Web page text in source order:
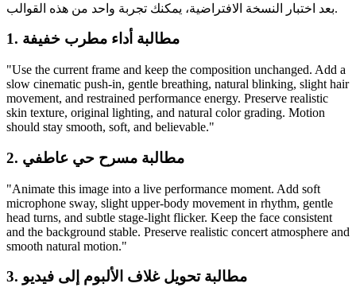
بعد اختبار النسخة الافتراضية، يمكنك تجربة واحد من هذه القوالب.
1. مطالبة أداء مطرب خفيفة
"Use the current frame and keep the composition unchanged. Add a
slow cinematic push-in, gentle breathing, natural blinking, slight hair
movement, and restrained performance energy. Preserve realistic
skin texture, original lighting, and natural color grading. Motion
should stay smooth, soft, and believable."
2. مطالبة مسرح حي عاطفي
"Animate this image into a live performance moment. Add soft
microphone sway, slight upper-body movement in rhythm, gentle
head turns, and subtle stage-light flicker. Keep the face consistent
and the background stable. Preserve realistic concert atmosphere and
smooth natural motion."
3. مطالبة تحويل غلاف الألبوم إلى فيديو